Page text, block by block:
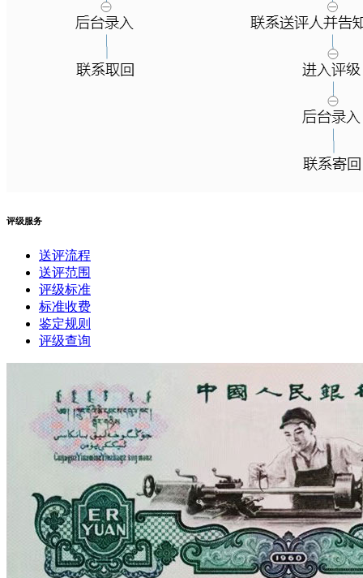
评级服务
送评流程
送评范围
评级标准
标准收费
鉴定规则
评级查询